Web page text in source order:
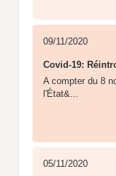
09/11/2020
Covid-19:
A compter du 8
l'État&...
05/11/2020